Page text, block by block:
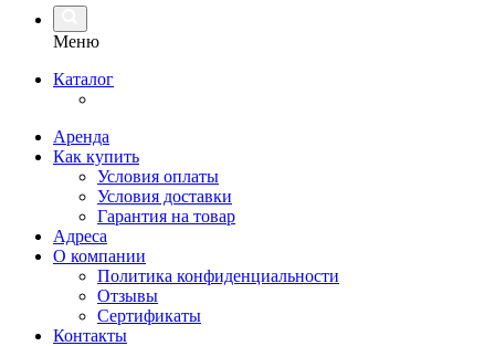
Меню
Каталог
Аренда
Как купить
Условия оплаты
Условия доставки
Гарантия на товар
Адреса
О компании
Политика конфиденциальности
Отзывы
Сертификаты
Контакты